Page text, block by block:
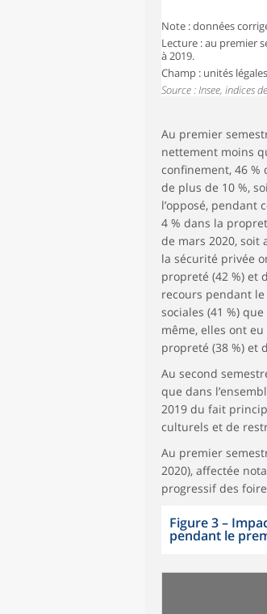
Note : données
Lecture : au premier
à 2019.
Champ : unités
Source : Insee, indices
Au premier
nettement moins
confinement, 46
de plus de 10 %,
l’opposé, pendant
4 % dans la
de mars 2020, soit
la sécurité privée
propreté (42 %) et
recours pendant
sociales (41 %)
même, elles ont
propreté (38 %) et
Au second
que dans
2019 du fait
culturels et de
Au premier
2020), affectée
progressif des
Figure 3 –
pendant le